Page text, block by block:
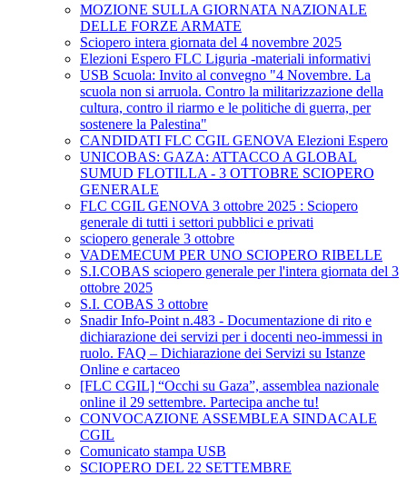
MOZIONE SULLA GIORNATA NAZIONALE
DELLE FORZE ARMATE
Sciopero intera giornata del 4 novembre 2025
Elezioni Espero FLC Liguria -materiali informativi
USB Scuola: Invito al convegno "4 Novembre. La
scuola non si arruola. Contro la militarizzazione della
cultura, contro il riarmo e le politiche di guerra, per
sostenere la Palestina"
CANDIDATI FLC CGIL GENOVA Elezioni Espero
UNICOBAS: GAZA: ATTACCO A GLOBAL
SUMUD FLOTILLA - 3 OTTOBRE SCIOPERO
GENERALE
FLC CGIL GENOVA 3 ottobre 2025 : Sciopero
generale di tutti i settori pubblici e privati
sciopero generale 3 ottobre
VADEMECUM PER UNO SCIOPERO RIBELLE
S.I.COBAS sciopero generale per l'intera giornata del 3
ottobre 2025
S.I. COBAS 3 ottobre
Snadir Info-Point n.483 - Documentazione di rito e
dichiarazione dei servizi per i docenti neo-immessi in
ruolo. FAQ – Dichiarazione dei Servizi su Istanze
Online e cartaceo
[FLC CGIL] “Occhi su Gaza”, assemblea nazionale
online il 29 settembre. Partecipa anche tu!
CONVOCAZIONE ASSEMBLEA SINDACALE
CGIL
Comunicato stampa USB
SCIOPERO DEL 22 SETTEMBRE